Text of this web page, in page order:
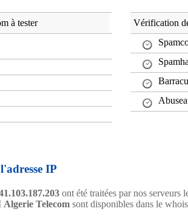
à tester
Vérification
IP
ont été traitées par nos serveurs
Algerie Telecom sont disponibles dans le